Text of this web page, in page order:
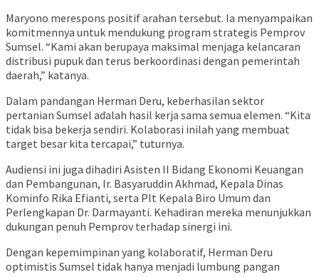
Maryono merespons positif arahan tersebut. Ia menyampaikan
komitmennya untuk mendukung program strategis Pemprov
Sumsel. “Kami akan berupaya maksimal menjaga kelancaran
distribusi pupuk dan terus berkoordinasi dengan pemerintah
daerah,” katanya.
Dalam pandangan Herman Deru, keberhasilan sektor
pertanian Sumsel adalah hasil kerja sama semua elemen. “Kita
tidak bisa bekerja sendiri. Kolaborasi inilah yang membuat
target besar kita tercapai,” tuturnya.
Audiensi ini juga dihadiri Asisten II Bidang Ekonomi Keuangan
dan Pembangunan, Ir. Basyaruddin Akhmad, Kepala Dinas
Kominfo Rika Efianti, serta Plt Kepala Biro Umum dan
Perlengkapan Dr. Darmayanti. Kehadiran mereka menunjukkan
dukungan penuh Pemprov terhadap sinergi ini.
Dengan kepemimpinan yang kolaboratif, Herman Deru
optimistis Sumsel tidak hanya menjadi lumbung pangan